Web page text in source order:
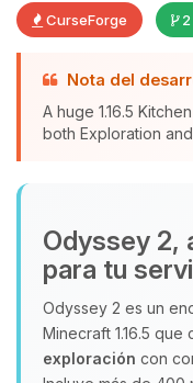
CurseForge 2
Nota del
A huge 1.16.5
both Exploration
Odyssey 2,
para tu
Odyssey 2 es un
Minecraft 1.16.5
exploración con
Yupi,
hablar!
08/08/